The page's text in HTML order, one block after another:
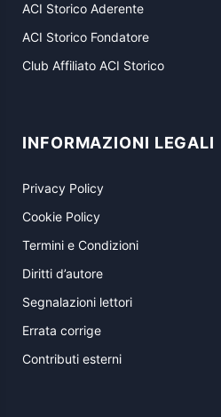
ACI Storico Aderente
ACI Storico Fondatore
Club Affiliato ACI Storico
INFORMAZIONI LEGALI
Privacy Policy
Cookie Policy
Termini e Condizioni
Diritti d’autore
Segnalazioni lettori
Errata corrige
Contributi esterni